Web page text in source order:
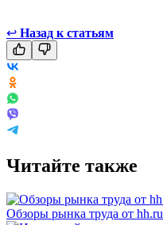
↩ Назад к статьям
Читайте также
Обзоры рынка труда от hh.ru